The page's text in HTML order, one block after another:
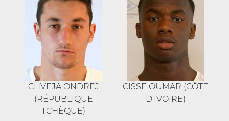
CHVEJA ONDREJ
(RÉPUBLIQUE
TCHÈQUE)
CISSE OUMAR (CÔTE
D'IVOIRE)